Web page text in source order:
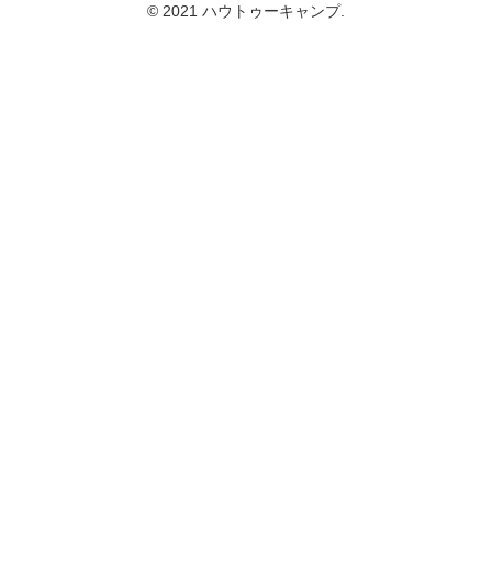
© 2021 ハウトゥーキャンプ.